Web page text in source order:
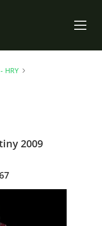
HRY
2009